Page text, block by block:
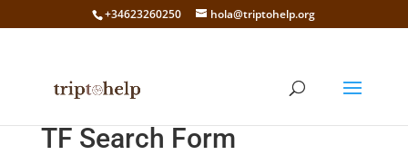
+34623260250 hola@triptohelp.org
TF Search Form